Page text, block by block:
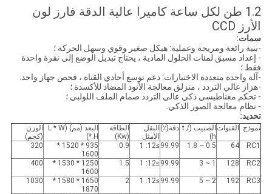
1.2 طن لكل ساعة كاميرا عالية الدقة فارز لون
الأرز CCD
سمات:
-بنية رائعة ومريحة وعملية: هيكل صغير وقوي وسهل الحركة ؛
- إعداد مسبق لمئات الحلول المادية ، يحتاج تبديل الوضع إلى نقرة واحدة
فقط ؛
-آلة واحدة متعددة الاختيارات: دعم توسع أحادي القناة ، فحص جهاز واحد.
-هزاز عالي التردد ، منزلق معالجة الأنود المضاد للأكسدة ؛
- تحكم مغناطيسي ذكي عالي التردد صمام الملف اللولبي ؛
- نظام معالجة الصور الذكي.
تحديد:
نموذج القنوات
الصبيب (t /
h)
دقة(٪) النقل
الأمثل
الطاقة
(Kw)
البعد (مم) (L * W
* H)
الوزن
(كجم)
RC1
64
0.5 ~ 1.8
99.99
≥12: 1
0.9
935 * 1520 *
1600
320
RC2
128
1 ~ 3
99.99
≥12: 1
1.5
1250 * 1530 *
1600
400
RC3
192
2 ~ 5
99.99
≥12: 1
2
1650 * 1580 *
1870
1030